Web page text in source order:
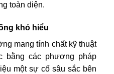
toàn diện.
khó hiểu
mang tính chất kỹ thuật
bằng các phương pháp
một sự cố sâu sắc bên